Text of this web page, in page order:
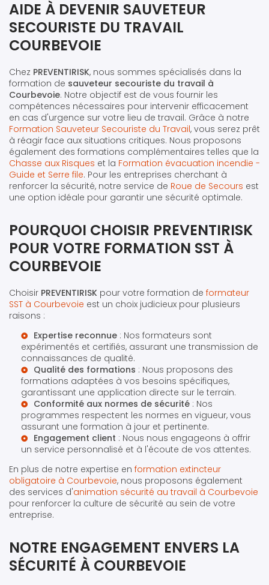
AIDE À DEVENIR SAUVETEUR
SECOURISTE DU TRAVAIL
COURBEVOIE
Chez PREVENTIRISK, nous sommes spécialisés dans la
formation de sauveteur secouriste du travail à
Courbevoie. Notre objectif est de vous fournir les
compétences nécessaires pour intervenir efficacement
en cas d'urgence sur votre lieu de travail. Grâce à notre
Formation Sauveteur Secouriste du Travail, vous serez prêt
à réagir face aux situations critiques. Nous proposons
également des formations complémentaires telles que la
Chasse aux Risques et la Formation évacuation incendie -
Guide et Serre file. Pour les entreprises cherchant à
renforcer la sécurité, notre service de Roue de Secours est
une option idéale pour garantir une sécurité optimale.
POURQUOI CHOISIR PREVENTIRISK
POUR VOTRE FORMATION SST À
COURBEVOIE
Choisir PREVENTIRISK pour votre formation de formateur
SST à Courbevoie est un choix judicieux pour plusieurs
raisons :
Expertise reconnue : Nos formateurs sont
expérimentés et certifiés, assurant une transmission de
connaissances de qualité.
Qualité des formations : Nous proposons des
formations adaptées à vos besoins spécifiques,
garantissant une application directe sur le terrain.
Conformité aux normes de sécurité : Nos
programmes respectent les normes en vigueur, vous
assurant une formation à jour et pertinente.
Engagement client : Nous nous engageons à offrir
un service personnalisé et à l'écoute de vos attentes.
En plus de notre expertise en formation extincteur
obligatoire à Courbevoie, nous proposons également
des services d'animation sécurité au travail à Courbevoie
pour renforcer la culture de sécurité au sein de votre
entreprise.
NOTRE ENGAGEMENT ENVERS LA
SÉCURITÉ À COURBEVOIE